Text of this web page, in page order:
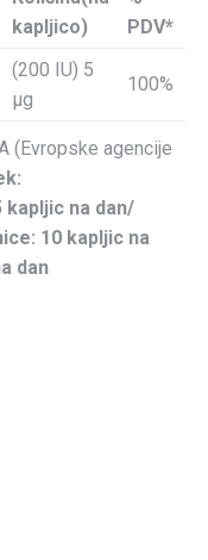
kapljico)
PDV*
(200 IU) 5
µg
100%
(Evropske agencije
kapljic na dan/
10 kapljic na
dan